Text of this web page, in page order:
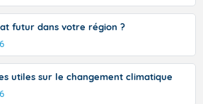
futur dans votre région ?
utiles sur le changement climatique